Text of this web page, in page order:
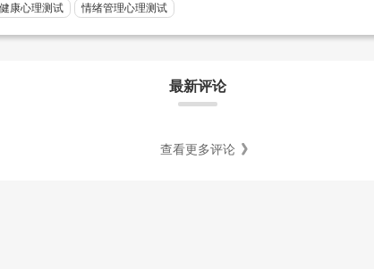
健康心理测试 情绪管理心理测试
最新评论
查看更多评论